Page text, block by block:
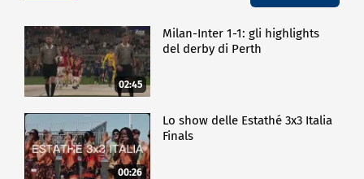
02:45
Milan-Inter 1-1: gli highlights
del derby di Perth
00:26
Lo show delle Estathé 3x3 Italia
Finals